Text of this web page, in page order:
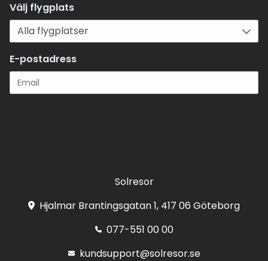
Välj flygplats
E-postadress
Solresor
Hjalmar Brantingsgatan 1, 417 06 Göteborg
077-551 00 00
kundsupport@solresor.se